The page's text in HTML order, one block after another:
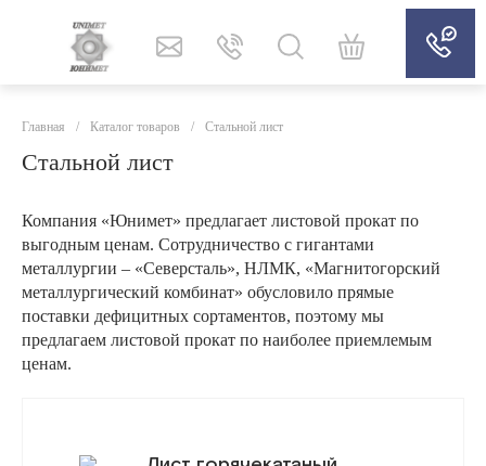
Главная / Каталог товаров / Стальной лист
Стальной лист
Компания «Юнимет» предлагает листовой прокат по
выгодным ценам. Сотрудничество с гигантами
металлургии – «Северсталь», НЛМК, «Магнитогорский
металлургический комбинат» обусловило прямые
поставки дефицитных сортаментов, поэтому мы
предлагаем листовой прокат по наиболее приемлемым
ценам.